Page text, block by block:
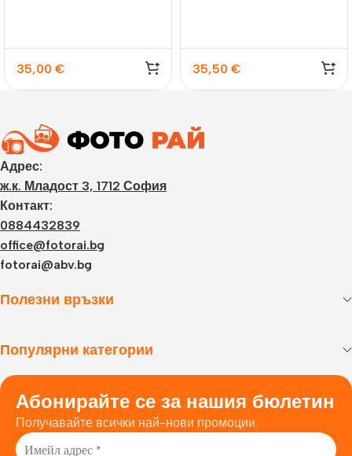
35,00 € 35,50 €
Адрес:
ж.к. Младост 3, 1712 София
Контакт:
0884432839
office@fotorai.bg
fotorai@abv.bg
Полезни връзки
Популярни категории
Абонирайте се за нашия бюлетин
Получавайте всички най-нови промоции.